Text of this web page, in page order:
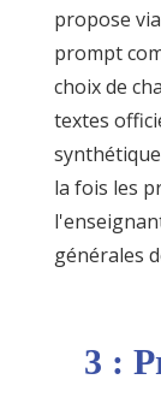
propose
prompt
choix de
textes
la fois les
générales
3 :